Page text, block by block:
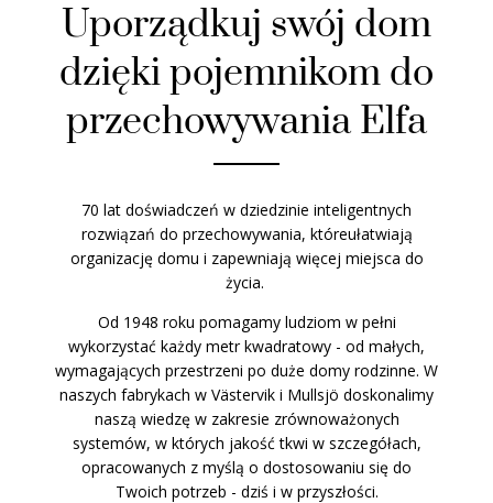
Uporządkuj swój dom
dzięki pojemnikom do
przechowywania Elfa
70 lat doświadczeń w dziedzinie inteligentnych
rozwiązań do przechowywania, któreułatwiają
organizację domu i zapewniają więcej miejsca do
życia.
Od 1948 roku pomagamy ludziom w pełni
wykorzystać każdy metr kwadratowy - od małych,
wymagających przestrzeni po duże domy rodzinne. W
naszych fabrykach w Västervik i Mullsjö doskonalimy
naszą wiedzę w zakresie zrównoważonych
systemów, w których jakość tkwi w szczegółach,
opracowanych z myślą o dostosowaniu się do
Twoich potrzeb - dziś i w przyszłości.